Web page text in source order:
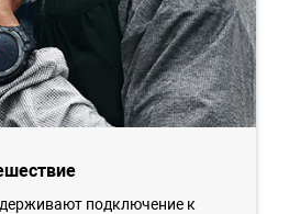
подключение к